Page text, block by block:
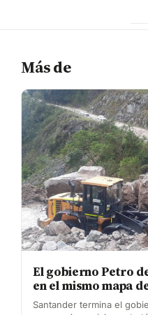
Más de
El gobierno Petro
en el mismo mapa
Santander termina el